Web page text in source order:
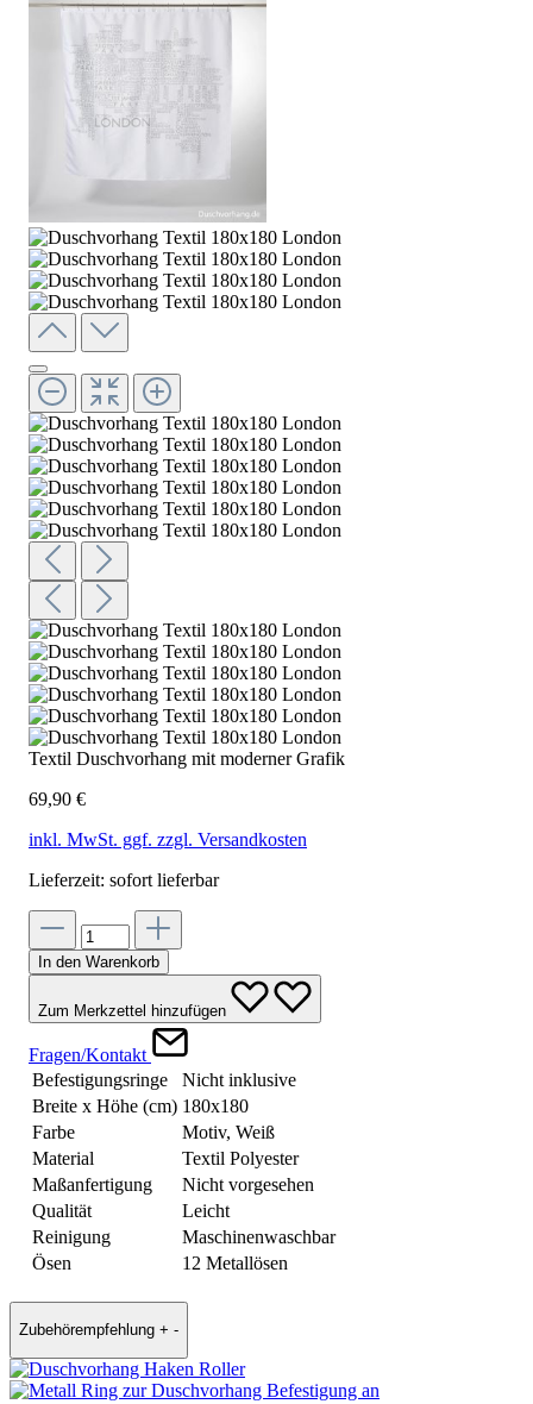
Textil Duschvorhang mit moderner Grafik
69,90 €
inkl. MwSt. ggf. zzgl. Versandkosten
Lieferzeit: sofort lieferbar
In den Warenkorb
Zum Merkzettel hinzufügen
Fragen/Kontakt
Befestigungsringe
Nicht inklusive
Breite x Höhe (cm) 180x180
Farbe
Motiv, Weiß
Material
Textil Polyester
Maßanfertigung
Nicht vorgesehen
Qualität
Leicht
Reinigung
Maschinenwaschbar
Ösen
12 Metallösen
Zubehörempfehlung + -